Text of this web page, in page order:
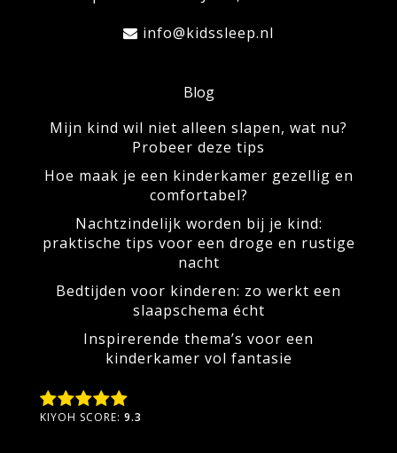
info@kidssleep.nl
Blog
Mijn kind wil niet alleen slapen, wat nu?
Probeer deze tips
Hoe maak je een kinderkamer gezellig en
comfortabel?
Nachtzindelijk worden bij je kind:
praktische tips voor een droge en rustige
nacht
Bedtijden voor kinderen: zo werkt een
slaapschema écht
Inspirerende thema’s voor een
kinderkamer vol fantasie
KIYOH SCORE: 9.3